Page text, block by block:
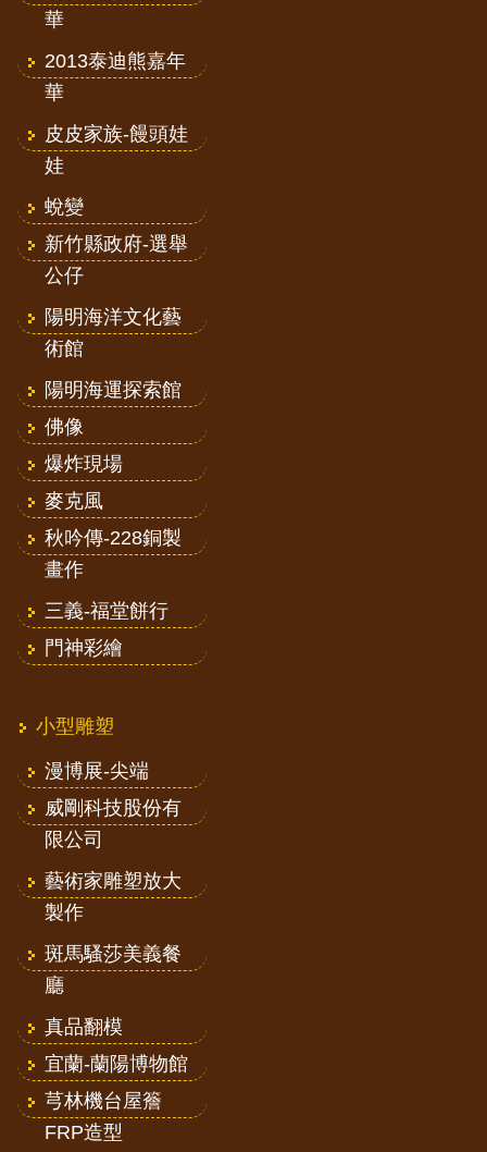
華
2013泰迪熊嘉年
華
皮皮家族-饅頭娃
娃
蛻變
新竹縣政府-選舉
公仔
陽明海洋文化藝
術館
陽明海運探索館
佛像
爆炸現場
麥克風
秋吟傳-228銅製
畫作
三義-福堂餅行
門神彩繪
小型雕塑
漫博展-尖端
威剛科技股份有
限公司
藝術家雕塑放大
製作
斑馬騷莎美義餐
廳
真品翻模
宜蘭-蘭陽博物館
芎林機台屋簷
FRP造型